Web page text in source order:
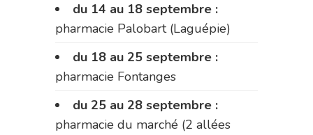
du 14 au 18 septembre :
pharmacie Palobart (Laguépie)
du 18 au 25 septembre :
pharmacie Fontanges
du 25 au 28 septembre :
pharmacie du marché (2 allées